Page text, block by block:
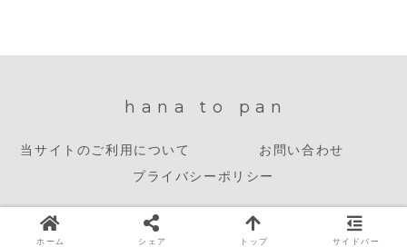
hana to pan
当サイトのご利用について
お問い合わせ
プライバシーポリシー
© 2023 hana to pan.
ホーム シェア トップ サイドバー